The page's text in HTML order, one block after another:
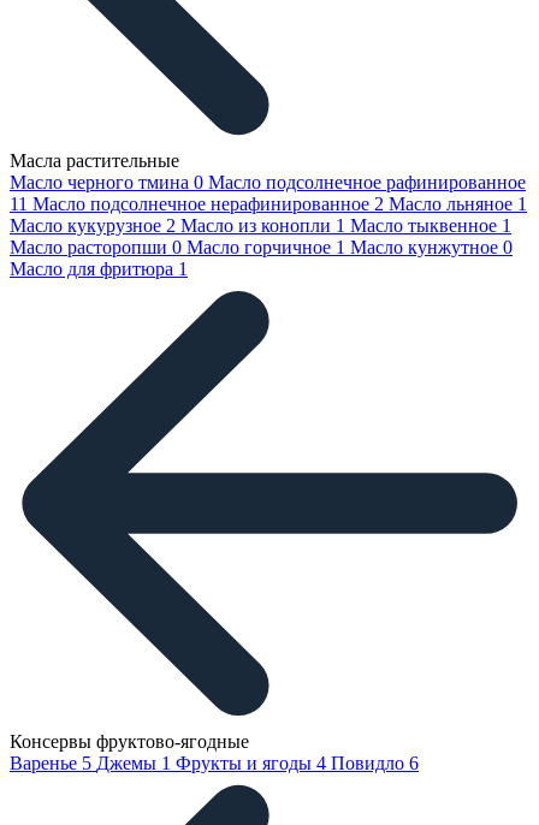
Масла растительные
Масло черного тмина 0 Масло подсолнечное рафинированное
11 Масло подсолнечное нерафинированное 2 Масло льняное 1
Масло кукурузное 2 Масло из конопли 1 Масло тыквенное 1
Масло расторопши 0 Масло горчичное 1 Масло кунжутное 0
Масло для фритюра 1
Консервы фруктово-ягодные
Варенье 5 Джемы 1 Фрукты и ягоды 4 Повидло 6